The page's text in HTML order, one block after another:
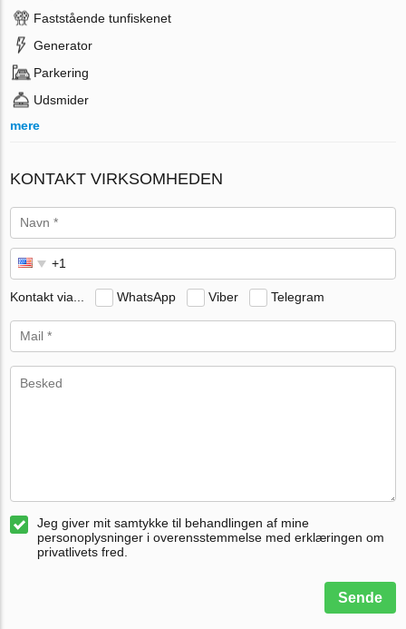
Faststående tunfiskenet
Generator
Parkering
Udsmider
mere
KONTAKT VIRKSOMHEDEN
Kontakt via... WhatsApp Viber Telegram
Jeg giver mit samtykke til behandlingen af mine
personoplysninger i overensstemmelse med erklæringen om
privatlivets fred.
Sende